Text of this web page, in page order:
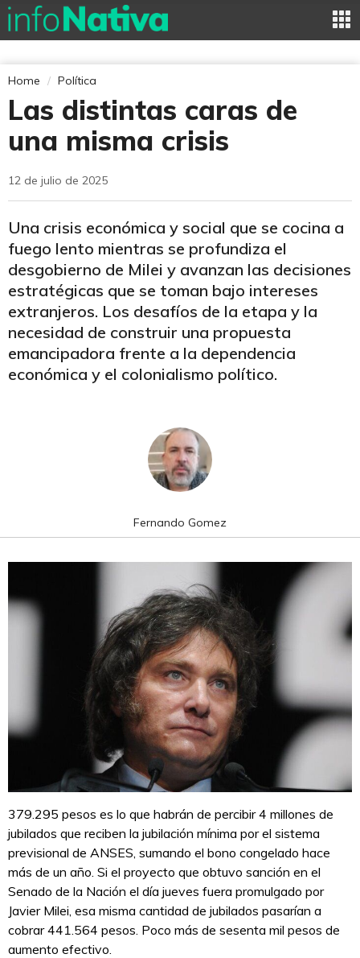
Home Política
Las distintas caras de
una misma crisis
12 de julio de 2025
Una crisis económica y social que se cocina a
fuego lento mientras se profundiza el
desgobierno de Milei y avanzan las decisiones
estratégicas que se toman bajo intereses
extranjeros. Los desafíos de la etapa y la
necesidad de construir una propuesta
emancipadora frente a la dependencia
económica y el colonialismo político.
Fernando Gomez
379.295 pesos es lo que habrán de percibir 4 millones de
jubilados que reciben la jubilación mínima por el sistema
previsional de ANSES, sumando el bono congelado hace
más de un año. Si el proyecto que obtuvo sanción en el
Senado de la Nación el día jueves fuera promulgado por
Javier Milei, esa misma cantidad de jubilados pasarían a
cobrar 441.564 pesos. Poco más de sesenta mil pesos de
aumento efectivo.